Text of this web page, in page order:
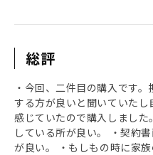
総評
・今回、二件目の購入です
する方が良いと聞いていた
感じていたので購入しまし
している所が良い。 ・契約
が良い。 ・もしもの時に家族